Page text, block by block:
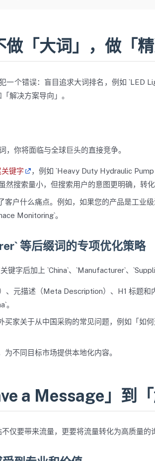
「大词」，做「精
一个错误：盲目追求大词排名，例如 `LED
解决方案导向」。
，你将面临与全球巨头的直接竞争。
键字
，例如 `Heavy Duty Hydraulic
搜索量小，但搜索用户的意图更明确，转化
客户什么痛点。例如，如果您的产品是工业
Monitoring`。
等后缀词的专项优化策略
键字后加上 `China`、`Manufacturer`、
、元描述（Meta Description）、H1 标题
。
买家关于从中国采购的常见问题，例如「如
为不同目标市场提供本地化内容。
a Message」到「
仅要带来流量，更要将流量转化为高质量的